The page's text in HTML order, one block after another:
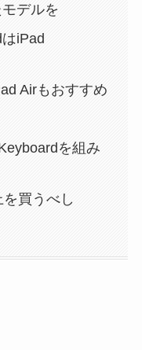
デルを
iPad
Airもおすすめ
を組み
買うべし